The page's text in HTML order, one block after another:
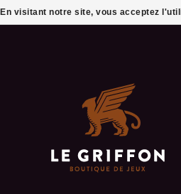
En visitant notre site, vous acceptez